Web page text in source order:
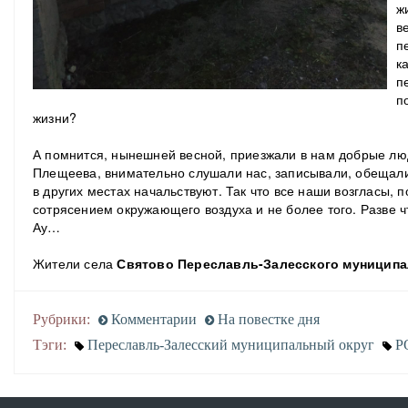
жизни?
А помнится, нынешней весной, приезжали в нам добрые
Плещеева, внимательно слушали нас, записывали,
в других местах начальствуют. Так что все наши возгласы,
сотрясением окружающего воздуха и не более того. Разве
Ау…
Жители селаСвятово Переславль-Залесского
Рубрики: Комментарии
На повестке дня
Тэги:
Переславль-Залесский муниципальный округ